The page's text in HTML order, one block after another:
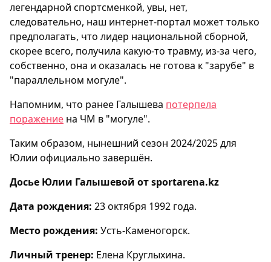
легендарной спортсменкой, увы, нет,
следовательно, наш интернет-портал может только
предполагать, что лидер национальной сборной,
скорее всего, получила какую-то травму, из-за чего,
собственно, она и оказалась не готова к "зарубе" в
"параллельном могуле".
Напомним, что ранее Галышева потерпела
поражение на ЧМ в "могуле".
Таким образом, нынешний сезон 2024/2025 для
Юлии официально завершён.
Досье Юлии Галышевой от sportarena.kz
Дата рождения: 23 октября 1992 года.
Место рождения: Усть-Каменогорск.
Личный тренер: Елена Круглыхина.